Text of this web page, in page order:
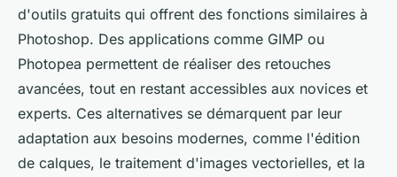
d'outils gratuits qui offrent des fonctions similaires à
Photoshop. Des applications comme GIMP ou
Photopea permettent de réaliser des retouches
avancées, tout en restant accessibles aux novices et
experts. Ces alternatives se démarquent par leur
adaptation aux besoins modernes, comme l'édition
de calques, le traitement d'images vectorielles, et la